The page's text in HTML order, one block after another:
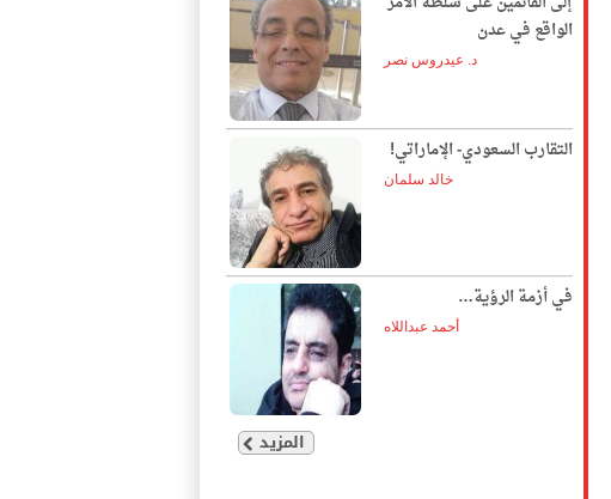
الواقع في عدن
د. عيدروس نصر
التقارب السعودي- الإماراتي!
خالد سلمان
في أزمة الرؤية…
أحمد عبداللاه
المزيد